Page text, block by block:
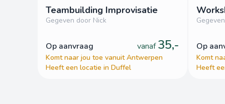
Teambuilding Improvisatie
Gegeven door Nick
op aanvraag vanaf 35,-
Komt naar jou toe vanuit Antwerpen
Heeft een locatie in Duffel
op
Komt
Heeft